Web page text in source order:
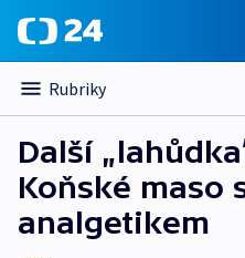
Rubriky
Další
Koňské maso
analgetikem